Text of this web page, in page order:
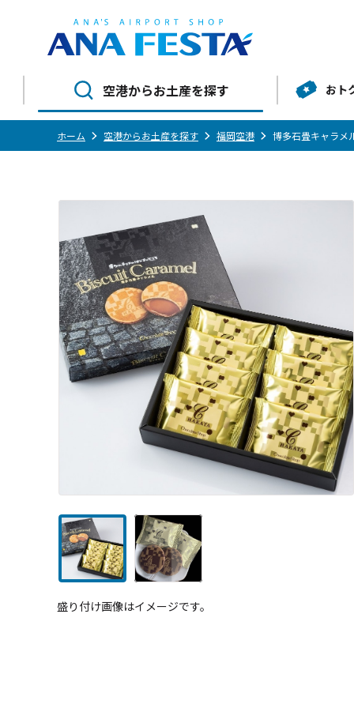
空港からお土産を探す おト
ホーム 空港からお土産を探す 福岡空港 博多石畳キャラメ
盛り付け画像はイメージです。